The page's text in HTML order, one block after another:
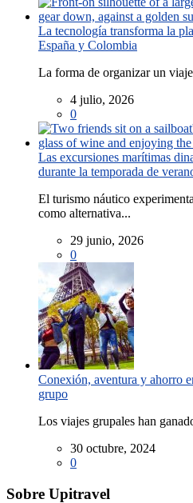
La tecnología transforma la
España y Colombia
La forma de organizar un
4 julio, 2026
0
Las excursiones marítimas
durante la temporada de
El turismo náutico
como alternativa...
29 junio, 2026
0
Conexión, aventura y ahorro
grupo
Los viajes grupales han
30 octubre, 2024
0
Sobre Upitravel